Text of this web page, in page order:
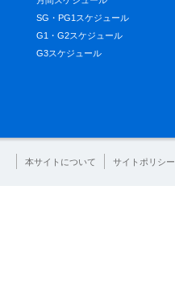
SG・PG1スケジュール
G1・G2スケジュール
G3スケジュール
本サイトについて サイトポリシー